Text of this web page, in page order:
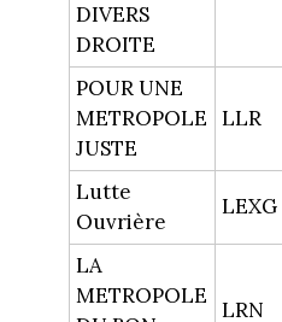
DIVERS
DROITE
POUR UNE
METROPOLE
JUSTE
LLR
Lutte
Ouvrière
LEXG
LA
METROPOLE
LRN